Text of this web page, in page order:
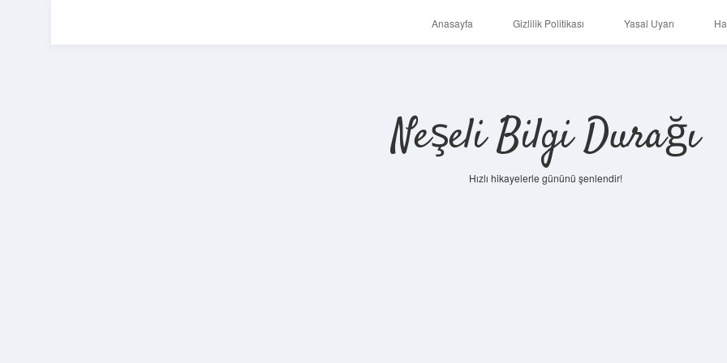
Anasayfa Gizlilik Politikası Yasal Uyarı
Neşeli Bilgi Durağı
Hızlı hikayelerle gününü şenlendir!